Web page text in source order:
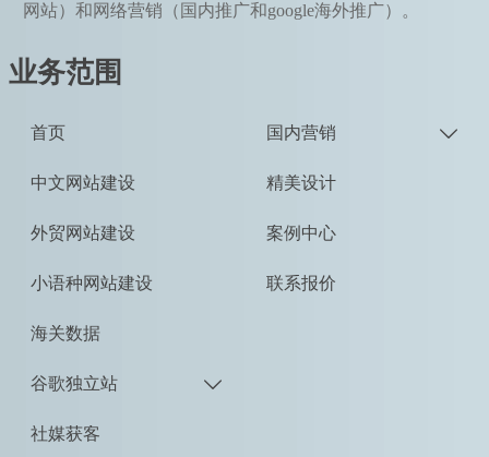
网站）和网络营销（国内推广和google海外推广）。
业务范围
首页
中文网站建设
外贸网站建设
小语种网站建设
海关数据
谷歌独立站 
社媒获客
国内营销 
精美设计
案例中心
联系报价